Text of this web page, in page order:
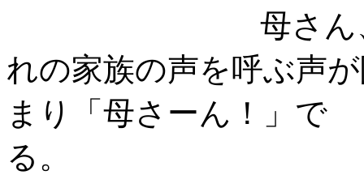
母さ
れの家族の声を呼ぶ声
まり「母さーん！」で
る。